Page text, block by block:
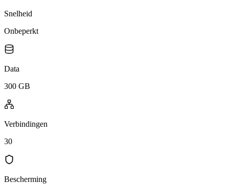
Snelheid
Onbeperkt
Data
300 GB
Verbindingen
30
Bescherming